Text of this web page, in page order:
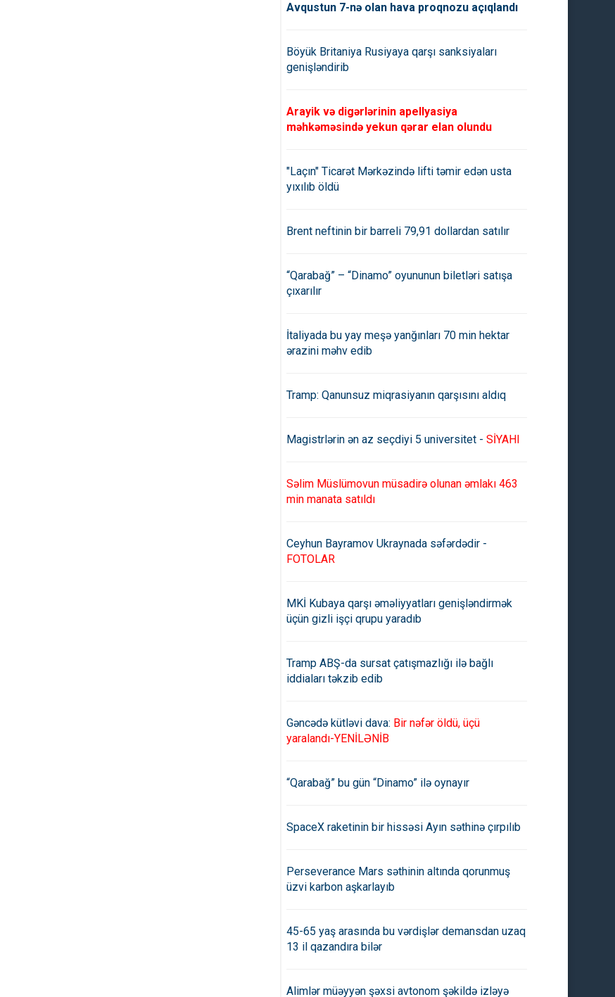
Avqustun 7-nə olan hava proqnozu açıqlandı
Böyük Britaniya Rusiyaya qarşı sanksiyaları
genişləndirib
Arayik və digərlərinin apellyasiya
məhkəməsində yekun qərar elan olundu
"Laçın" Ticarət Mərkəzində lifti təmir edən usta
yıxılıb öldü
Brent neftinin bir barreli 79,91 dollardan satılır
“Qarabağ” – “Dinamo” oyununun biletləri satışa
çıxarılır
İtaliyada bu yay meşə yanğınları 70 min hektar
ərazini məhv edib
Tramp: Qanunsuz miqrasiyanın qarşısını aldıq
Magistrlərin ən az seçdiyi 5 universitet - SİYAHI
Səlim Müslümovun müsadirə olunan əmlakı 463
min manata satıldı
Ceyhun Bayramov Ukraynada səfərdədir -
FOTOLAR
MKİ Kubaya qarşı əməliyyatları genişləndirmək
üçün gizli işçi qrupu yaradıb
Tramp ABŞ-da sursat çatışmazlığı ilə bağlı
iddiaları təkzib edib
Gəncədə kütləvi dava: Bir nəfər öldü, üçü
yaralandı-YENİLƏNİB
“Qarabağ” bu gün “Dinamo” ilə oynayır
SpaceX raketinin bir hissəsi Ayın səthinə çırpılıb
Perseverance Mars səthinin altında qorunmuş
üzvi karbon aşkarlayıb
45-65 yaş arasında bu vərdişlər demansdan uzaq
13 il qazandıra bilər
Alimlər müəyyən şəxsi avtonom şəkildə izləyə